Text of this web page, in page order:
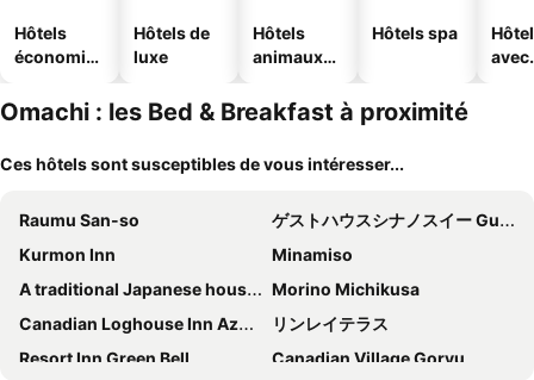
Hôtels
économiq
Hôtels de
luxe
Hôtels
animaux
Hôtels spa
avec
Omachi : les Bed & Breakfast à proximité
Ces hôtels sont susceptibles de vous intéresser...
Raumu San-so
ゲストハウスシナノスイー Guest House Shinano Swee
Kurmon Inn
Minamiso
A traditional Japanese house located at the foot of the Northern Alps One Little Sheep's House
Morino Michikusa
Canadian Loghouse Inn AzuminoYujin
リンレイテラス
Resort Inn Green Bell
Canadian Village Goryu